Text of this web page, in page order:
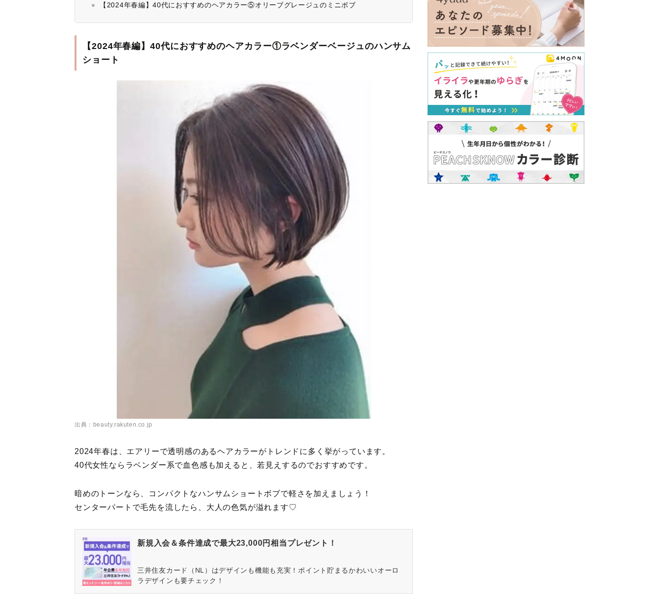
【2024年春編】40代におすすめのヘアカラー⑤オリーブグレージュのミニボブ
【2024年春編】40代におすすめのヘアカラー①ラベンダーベージュのハンサム
ショート
出典：beauty.rakuten.co.jp
2024年春は、エアリーで透明感のあるヘアカラーがトレンドに多く挙がっています。
40代女性ならラベンダー系で血色感も加えると、若見えするのでおすすめです。
暗めのトーンなら、コンパクトなハンサムショートボブで軽さを加えましょう！
センターパートで毛先を流したら、大人の色気が溢れます♡
新規入会＆条件達成で最大23,000円相当プレゼント！
三井住友カード（NL）はデザインも機能も充実！ポイント貯まるかわいいオーロ
ラデザインも要チェック！